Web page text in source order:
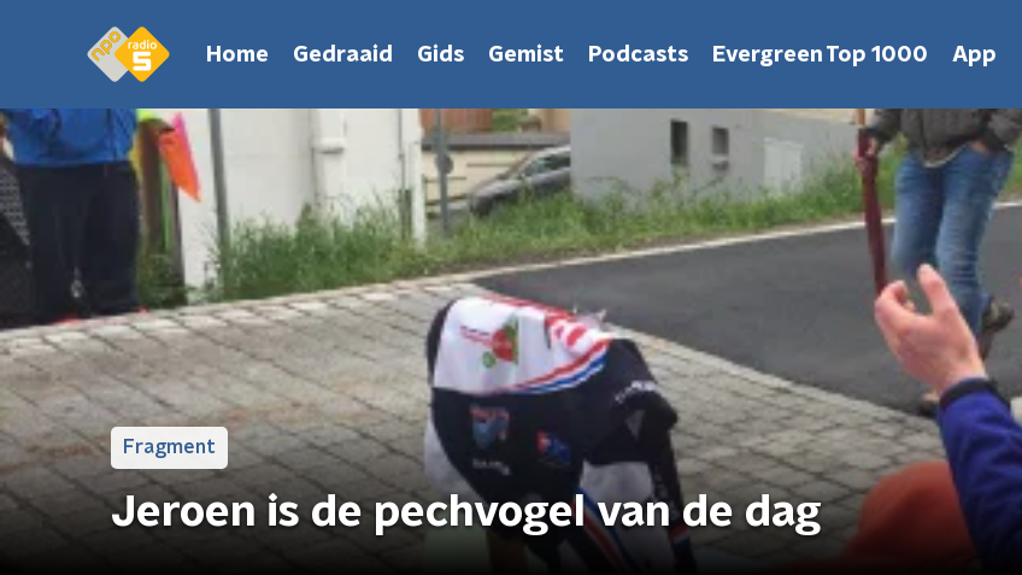
Home Gedraaid Gids Gemist Podcasts Evergreen Top 1000 App
Fragment
Jeroen is de pechvogel van de dag